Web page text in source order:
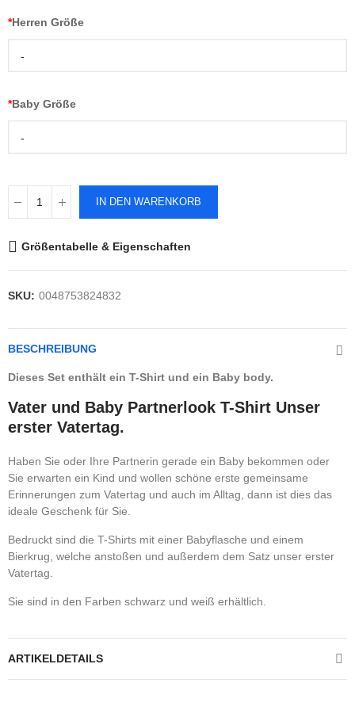
*Herren Größe
-
*Baby Größe
-
IN DEN WARENKORB
Größentabelle & Eigenschaften
SKU: 0048753824832
BESCHREIBUNG
Dieses Set enthält ein T-Shirt und ein Baby body.
Vater und Baby Partnerlook T-Shirt Unser
erster Vatertag.
Haben Sie oder Ihre Partnerin gerade ein Baby bekommen oder
Sie erwarten ein Kind und wollen schöne erste gemeinsame
Erinnerungen zum Vatertag und auch im Alltag, dann ist dies das
ideale Geschenk für Sie.
Bedruckt sind die T-Shirts mit einer Babyflasche und einem
Bierkrug, welche anstoßen und außerdem dem Satz unser erster
Vatertag.
Sie sind in den Farben schwarz und weiß erhältlich.
ARTIKELDETAILS